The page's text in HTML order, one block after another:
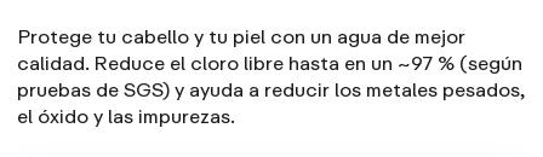
Protege tu cabello y tu piel con un agua de mejor
calidad. Reduce el cloro libre hasta en un ~97 % (según
pruebas de SGS) y ayuda a reducir los metales pesados,
el óxido y las impurezas.